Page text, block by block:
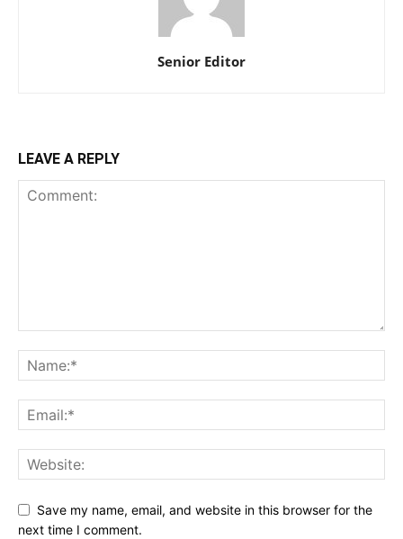
Senior Editor
LEAVE A REPLY
Save my name, email, and website in this browser for the
next time I comment.